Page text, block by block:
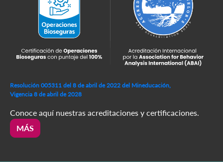
Resolución 005311 del 8 de abril de 2022 del Mineducación,
Vigencia 8 de abril de 2028
Conoce aquí nuestras acreditaciones y certificaciones.
MÁS